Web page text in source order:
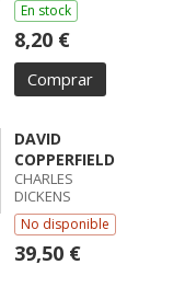
En stock
8,20 €
Comprar
DAVID
COPPERFIELD
CHARLES
DICKENS
No disponible
39,50 €